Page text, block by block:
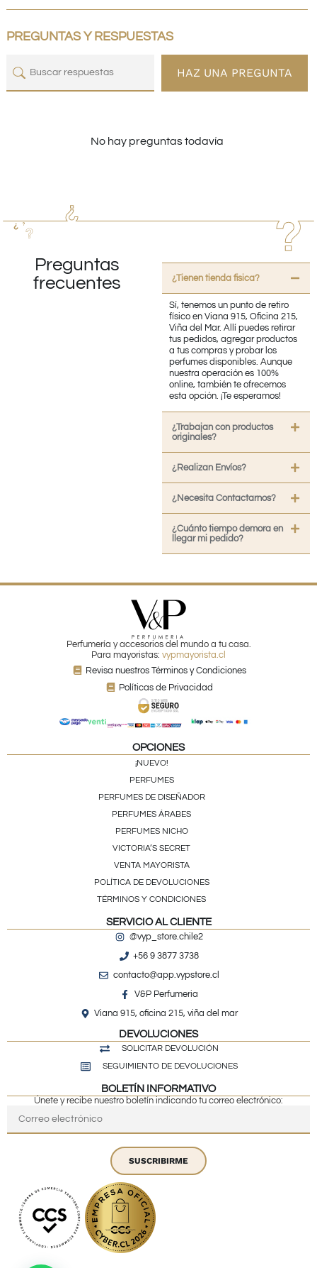
PREGUNTAS Y RESPUESTAS
HAZ UNA PREGUNTA
No hay preguntas todavía
Preguntas
frecuentes
¿Tienen tienda fisica?
Sí, tenemos un punto de retiro
físico en Viana 915, Oficina 215,
Viña del Mar. Allí puedes retirar
tus pedidos, agregar productos
a tus compras y probar los
perfumes disponibles. Aunque
nuestra operación es 100%
online, también te ofrecemos
esta opción. ¡Te esperamos!
¿Trabajan con productos
originales?
¿Realizan Envíos?
¿Necesita Contactarnos?
¿Cuánto tiempo demora en
llegar mi pedido?
Perfumería y accesorios del mundo a tu casa.
Para mayoristas: vypmayorista.cl
Revisa nuestros Términos y Condiciones
Políticas de Privacidad
OPCIONES
¡NUEVO!
PERFUMES
PERFUMES DE DISEÑADOR
PERFUMES ÁRABES
PERFUMES NICHO
VICTORIA’S SECRET
VENTA MAYORISTA
POLÍTICA DE DEVOLUCIONES
TÉRMINOS Y CONDICIONES
SERVICIO AL CLIENTE
@vyp_store.chile2
+56 9 3877 3738
contacto@app.vypstore.cl
V&P Perfumeria
Viana 915, oficina 215, viña del mar
DEVOLUCIONES
SOLICITAR DEVOLUCIÓN
SEGUIMIENTO DE DEVOLUCIONES
BOLETÍN INFORMATIVO
Únete y recibe nuestro boletín indicando tu correo electrónico:
SUSCRIBIRME